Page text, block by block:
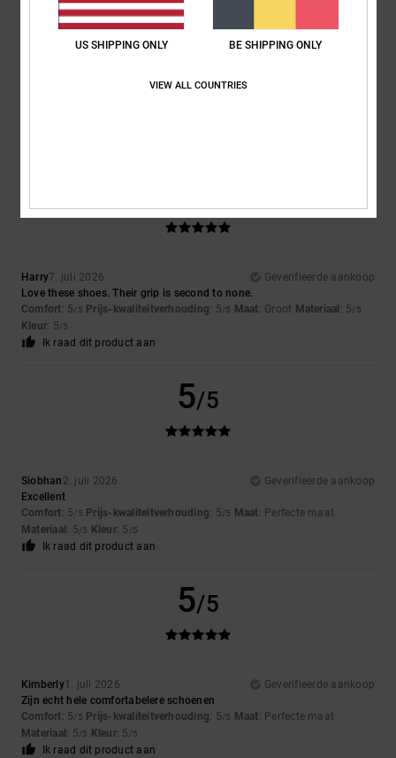
the perfect shoes for skaters
Harry7. juli 2026
Geverifieerde aankoop
Love these shoes. Their grip is second to none.
Comfort: 5/5 Prijs-kwaliteitverhouding: 5/5 Maat: Groot Materiaal : 5/5
Kleur: 5/5
Ik raad dit product aan
5/5
Siobhan 2. juli 2026
Geverifieerde aankoop
Excellent
Comfort: 5/5 Prijs-kwaliteitverhouding: 5/5 Maat: Perfecte maat
Materiaal : 5/5 Kleur: 5 /5
Ik raad dit product aan
5/5
Kimberly1. juli 2026
Geverifieerde aankoop
Zijn echt hele comfortabelere schoenen
Comfort: 5/5 Prijs-kwaliteitverhouding: 5/5 Maat: Perfecte maat
Materiaal : 5/5 Kleur: 5 /5
Ik raad dit product aan
US SHIPPING ONLY BE SHIPPING ONLY
VIEW ALL COUNTRIES